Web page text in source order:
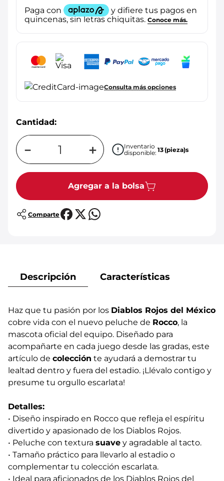
Consulta más opciones
Cantidad:
＋
－
Inventario
disponible: 13(pieza)s
Agregar a la bolsa
Comparte
Descripción Características
Haz que tu pasión por los Diablos Rojos del México
cobre vida con el nuevo peluche de Rocco, la
mascota oficial del equipo. Diseñado para
acompañarte en cada juego desde las gradas, este
artículo de colección te ayudará a demostrar tu
lealtad dentro y fuera del estadio. ¡Llévalo contigo y
presume tu orgullo escarlata!
Detalles:
• Diseño inspirado en Rocco que refleja el espíritu
divertido y apasionado de los Diablos Rojos.
• Peluche con textura suave y agradable al tacto.
• Tamaño práctico para llevarlo al estadio o
complementar tu colección escarlata.
• Ideal para aficionados de los Diablos Rojos del